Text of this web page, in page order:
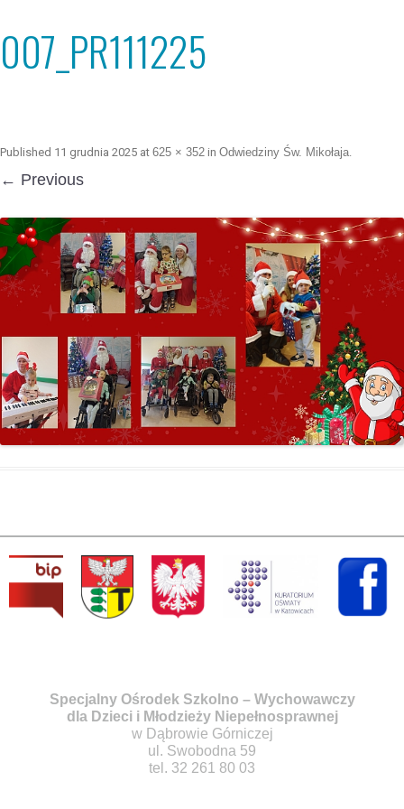
007_PR111225
Published 11 grudnia 2025 at 625 × 352 in Odwiedziny Św. Mikołaja.
← Previous
Specjalny Ośrodek Szkolno – Wychowawczy
dla Dzieci i Młodzieży Niepełnosprawnej
w Dąbrowie Górniczej
ul. Swobodna 59
tel. 32 261 80 03